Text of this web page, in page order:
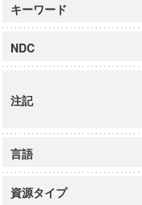
キーワード
NDC
注記
言語
資源タイプ